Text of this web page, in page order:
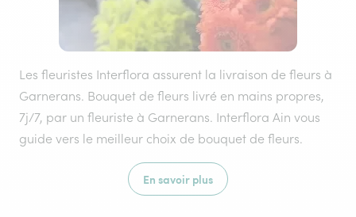
Les fleuristes Interflora assurent la livraison de fleurs à
Garnerans. Bouquet de fleurs livré en mains propres,
7j/7, par un fleuriste à Garnerans. Interflora Ain vous
guide vers le meilleur choix de bouquet de fleurs.
En savoir plus